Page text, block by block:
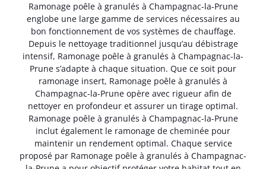
Ramonage poêle à granulés à Champagnac-la-Prune
englobe une large gamme de services nécessaires au
bon fonctionnement de vos systèmes de chauffage.
Depuis le nettoyage traditionnel jusqu’au débistrage
intensif, Ramonage poêle à granulés à Champagnac-la-
Prune s’adapte à chaque situation. Que ce soit pour
ramonage insert, Ramonage poêle à granulés à
Champagnac-la-Prune opère avec rigueur afin de
nettoyer en profondeur et assurer un tirage optimal.
Ramonage poêle à granulés à Champagnac-la-Prune
inclut également le ramonage de cheminée pour
maintenir un rendement optimal. Chaque service
proposé par Ramonage poêle à granulés à Champagnac-